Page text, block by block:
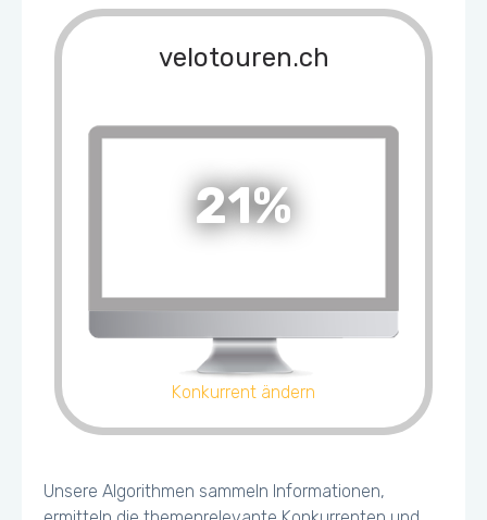
velotouren.ch
21%
Konkurrent ändern
Unsere Algorithmen sammeln Informationen,